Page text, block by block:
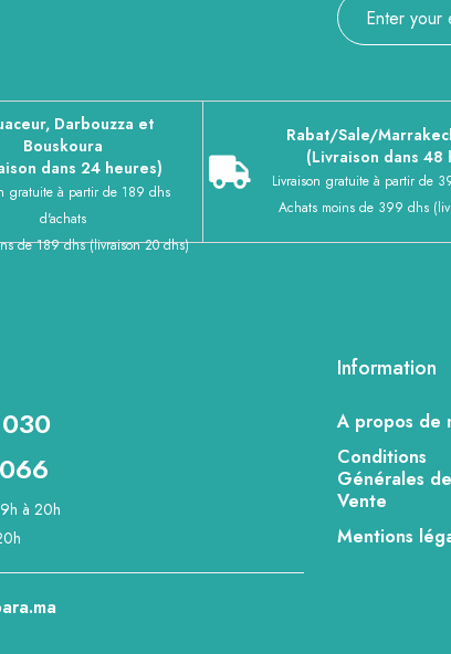
Darbouzza et
Bouskoura
dans 24 heures)
gratuite à partir de 189 dhs
d'achats
de 189 dhs (livraison 20 dhs)
Rabat/Sale/
(Livraison dans 48
Livraison gratuite à partir de
Achats moins de 399 dhs
à 20h
Information
A propos de
Conditions
Générales de
Vente
Mentions